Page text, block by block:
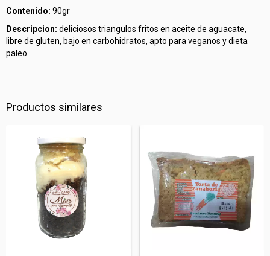
Contenido: 90gr
Descripcion: deliciosos triangulos fritos en aceite de aguacate,
libre de gluten, bajo en carbohidratos, apto para veganos y dieta
paleo.
Productos similares